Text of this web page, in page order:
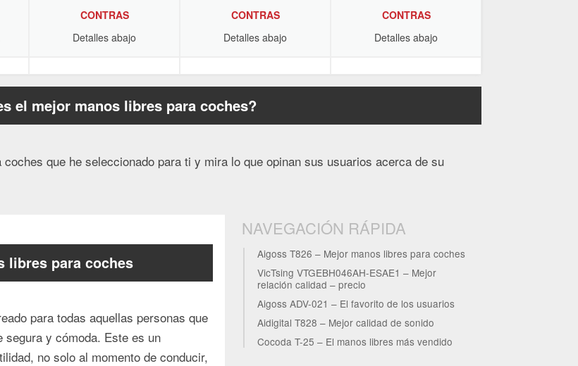
CONTRAS
Detalles abajo
CONTRAS
Detalles abajo
CONTRAS
Detalles abajo
el mejor manos libres para coches?
que he seleccionado para ti y mira lo que opinan sus usuarios acerca de su
NAVEGACIÓN RÁPIDA
Aigoss T826 – Mejor manos libres para coches
VicTsing VTGEBH046AH-ESAE1 – Mejor
relación calidad – precio
Aigoss ADV-021 – El favorito de los usuarios
Aidigital T828 – Mejor calidad de sonido
Cocoda T-25 – El manos libres más vendido
libres para coches
para todas aquellas personas que
segura y cómoda. Este es un
no solo al momento de conducir,